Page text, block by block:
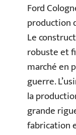
Ford
production
Le
robuste et
marché en
guerre.
la
grande
fabrication